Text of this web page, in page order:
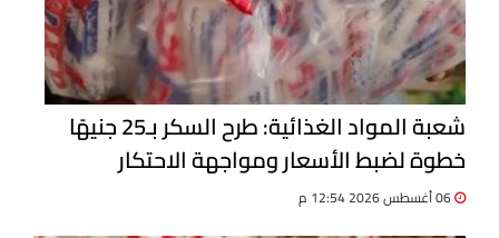
شعبة المواد الغذائية: طرح السكر بـ25 جنيهًا
خطوة لضبط الأسعار ومواجهة الاحتكار